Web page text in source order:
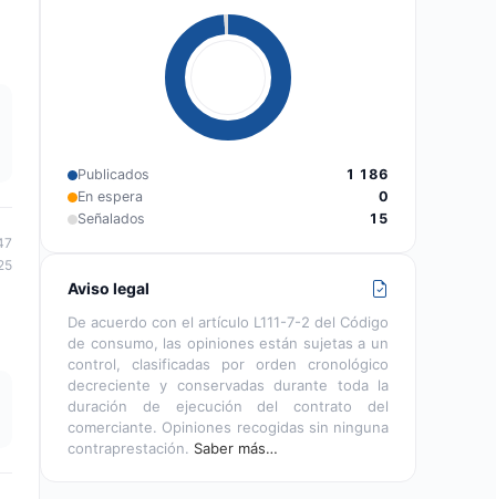
Publicados
1 186
En espera
0
Señalados
15
Aviso legal
De acuerdo con el artículo L111-7-2 del Código
de consumo, las opiniones están sujetas a un
control, clasificadas por orden cronológico
decreciente y conservadas durante toda la
duración de ejecución del contrato del
comerciante. Opiniones recogidas sin ninguna
contraprestación. Saber más…